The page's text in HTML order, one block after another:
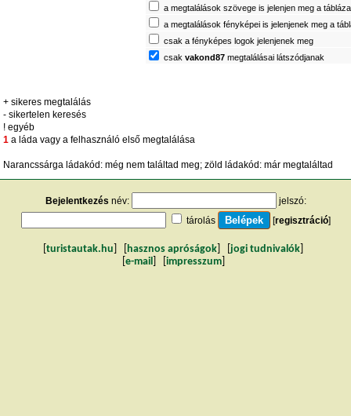
a megtalálások szövege is jelenjen meg a
a megtalálások fényképei is jelenjenek meg a
csak a fényképes logok jelenjenek meg
csakvakond87 megtalálásai látszódjanak
+ sikeres megtalálás
- sikertelen keresés
! egyéb
1 a láda vagy a felhasználó első megtalálása
Narancssárga ládakód: még nem találtad meg; zöld ládakód: már megtaláltad
Bejelentkezés név:
jelszó:
tárolás
[regisztráció]
turistautak.hu hasznos apróságok jogi tudnivalók
e-mail impresszum]